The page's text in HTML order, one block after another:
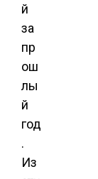
й
за
пр
ош
лы
й
год
.
Из